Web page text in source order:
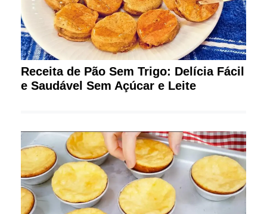
Receita de Pão Sem Trigo: Delícia Fácil
e Saudável Sem Açúcar e Leite